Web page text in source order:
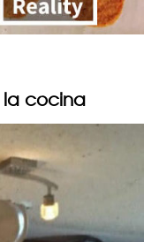
la cocina